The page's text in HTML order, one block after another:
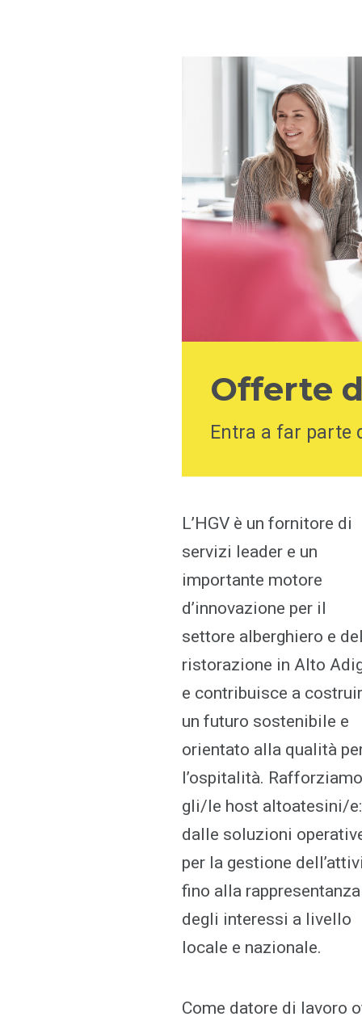
Offerte
Entra a far parte
L’HGV è un fornitore di
servizi leader e un
importante motore
d’innovazione per il
settore alberghiero e
ristorazione in Alto
e contribuisce a
un futuro sostenibile e
orientato alla qualità
l’ospitalità. Rafforziamo
gli/le host altoatesini/e:
dalle soluzioni
per la gestione
fino alla rappresentanza
degli interessi a livello
locale e nazionale.
Come datore di lavoro